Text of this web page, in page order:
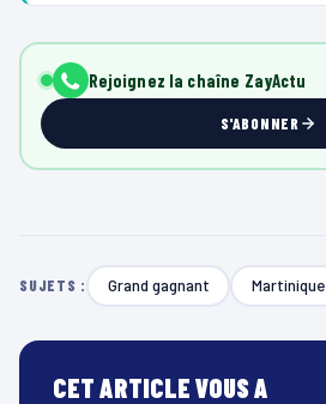
Rejoignez la chaîne ZayActu
S'ABONNER
SUJETS : Grand gagnant Martinique
CET ARTICLE VOUS A